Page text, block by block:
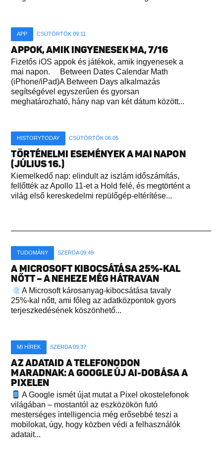
APP CSÜTÖRTÖK 09:11
APPOK, AMIK INGYENESEK MA, 7/16
Fizetős iOS appok és játékok, amik ingyenesek a
mai napon. Between Dates Calendar Math
(iPhone/iPad)A Between Days alkalmazás
segítségével egyszerűen és gyorsan
meghatározható, hány nap van két dátum között...
HISTORYTODAY CSÜTÖRTÖK 06:05
TÖRTÉNELMI ESEMÉNYEK A MAI NAPON
(JÚLIUS 16.)
Kiemelkedő nap: elindult az iszlám időszámítás,
fellőtték az Apollo 11-et a Hold felé, és megtörtént a
világ első kereskedelmi repülőgép-eltérítése...
TUDOMÁNY SZERDA 09:49
A MICROSOFT KIBOCSÁTÁSA 25%-KAL
NŐTT – A NEHEZE MÉG HÁTRAVAN
A Microsoft károsanyag-kibocsátása tavaly
25%-kal nőtt, ami főleg az adatközpontok gyors
terjeszkedésének köszönhető...
MI HÍREK SZERDA 09:37
AZ ADATAID A TELEFONODON
MARADNAK: A GOOGLE ÚJ AI-DOBÁSA A
PIXELEN
A Google ismét újat mutat a Pixel okostelefonok
világában – mostantól az eszközökön futó
mesterséges intelligencia még erősebbé teszi a
mobilokat, úgy, hogy közben védi a felhasználók
adatait...